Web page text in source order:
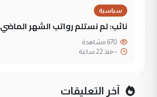
سياسية
نائب: لم نستلم رواتب الشهر الماضي
--منذ 22 ساعة
آخر التعليقات